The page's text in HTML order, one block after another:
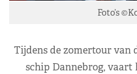
Foto’s
Tijdens de zomertour
schip Dannebrog,